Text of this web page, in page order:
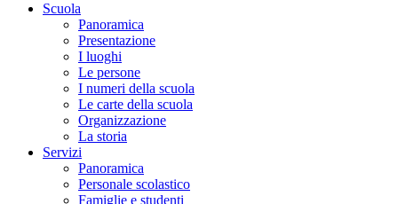
Scuola
Panoramica
Presentazione
I luoghi
Le persone
I numeri della scuola
Le carte della scuola
Organizzazione
La storia
Servizi
Panoramica
Personale scolastico
Famiglie e studenti